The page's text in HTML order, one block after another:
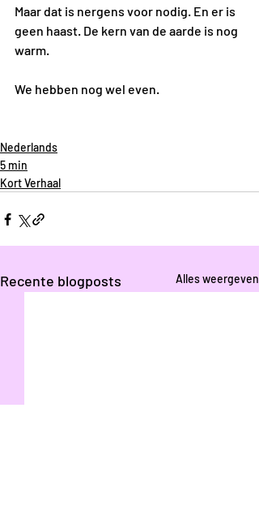
Maar dat is nergens voor nodig. En er is
geen haast. De kern van de aarde is nog
warm.
We hebben nog wel even.
Nederlands
5 min
Kort Verhaal
Recente blogposts Alles weergeven